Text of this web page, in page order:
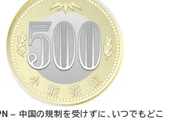
– 中国の規制を受けずに、いつでもどこ